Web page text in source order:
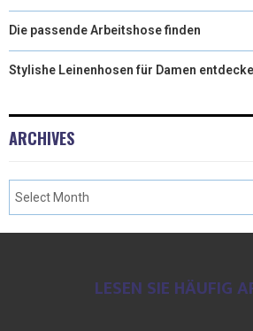
Die passende Arbeitshose finden
Stylishe Leinenhosen für Damen
ARCHIVES
LESEN SIE HÄUFIG